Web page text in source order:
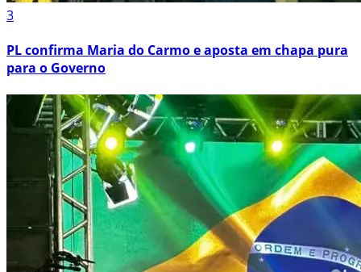
3
PL confirma Maria do Carmo e aposta em chapa pura
para o Governo